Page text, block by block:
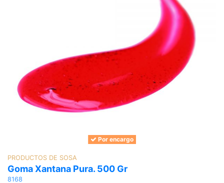
Por encargo
PRODUCTOS DE SOSA
Goma Xantana Pura. 500 Gr
8168